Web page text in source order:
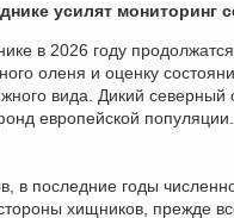
усилят мониторинг
в 2026 году
оленя и оценку
вида. Дикий
европейской
в последние годы
хищников, прежде